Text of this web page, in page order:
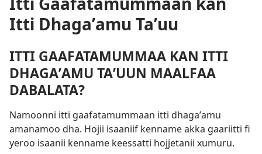
Itti Dhagaʼamu Taʼuu
ITTI GAAFATAMUMMAA KAN ITTI
DHAGAʼAMU TAʼUUN MAALFAA
DABALATA?
Namoonni itti gaafatamummaan itti dhagaʼamu
amanamoo dha. Hojii isaaniif kenname akka gaariitti fi
yeroo isaanii kenname keessatti hojjetanii xumuru.